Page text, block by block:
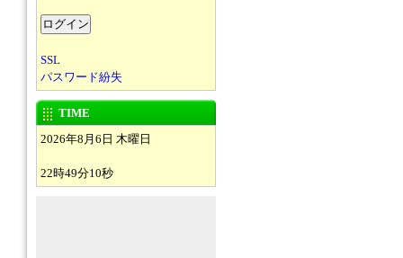
SSL
パスワード紛失
TIME
2026年8月6日 木曜日
22時49分10秒